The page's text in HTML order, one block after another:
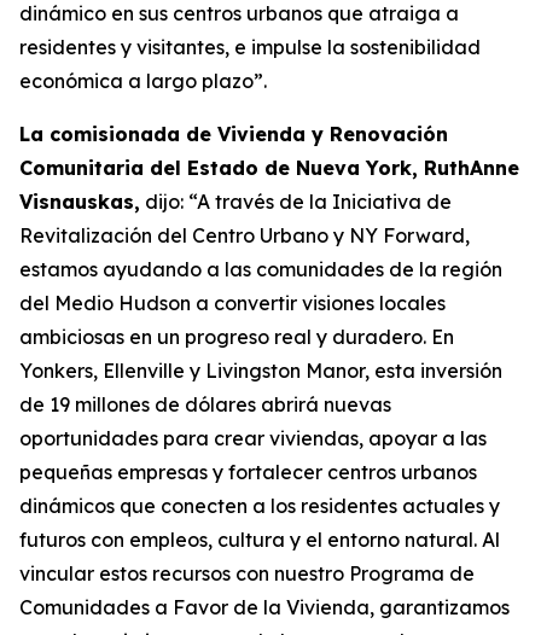
dinámico en sus centros urbanos que atraiga a
residentes y visitantes, e impulse la sostenibilidad
económica a largo plazo”.
La comisionada de Vivienda y Renovación
Comunitaria del Estado de Nueva York, RuthAnne
Visnauskas, dijo: “A través de la Iniciativa de
Revitalización del Centro Urbano y NY Forward,
estamos ayudando a las comunidades de la región
del Medio Hudson a convertir visiones locales
ambiciosas en un progreso real y duradero. En
Yonkers, Ellenville y Livingston Manor, esta inversión
de 19 millones de dólares abrirá nuevas
oportunidades para crear viviendas, apoyar a las
pequeñas empresas y fortalecer centros urbanos
dinámicos que conecten a los residentes actuales y
futuros con empleos, cultura y el entorno natural. Al
vincular estos recursos con nuestro Programa de
Comunidades a Favor de la Vivienda, garantizamos